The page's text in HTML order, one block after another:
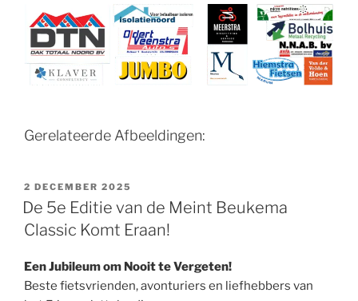
Gerelateerde Afbeeldingen:
GEPLAATST
OP
2 DECEMBER 2025
De 5e Editie van de Meint Beukema
Classic Komt Eraan!
Een Jubileum om Nooit te Vergeten!
Beste fietsvrienden, avonturiers en liefhebbers van